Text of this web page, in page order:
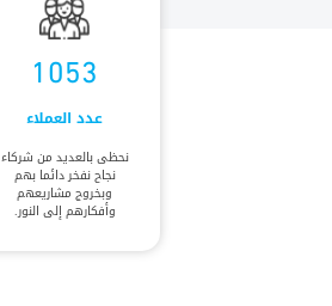
1053
عدد العملاء
نحظى بالعديد من شركاء
نجاح نفخر دائما بهم
وبخروج مشاريعهم
وأفكارهم إلى النور.